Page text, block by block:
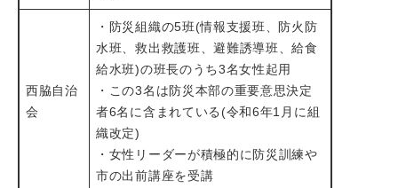
西脇自治
会
・防災組織の5班(情報支援班、防火防
水班、救出救護班、避難誘導班、給食
給水班)の班長のうち3名女性起用
・この3名は防災本部の重要意思決定
者6名に含まれている(令和6年1月に組
織改定)
・女性リーダーが積極的に防災訓練や
市の出前講座を受講